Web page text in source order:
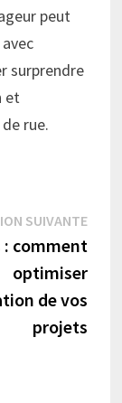
peut
surprendre
et
rue.
SUIVANTE
: comment
optimiser
de vos
projets